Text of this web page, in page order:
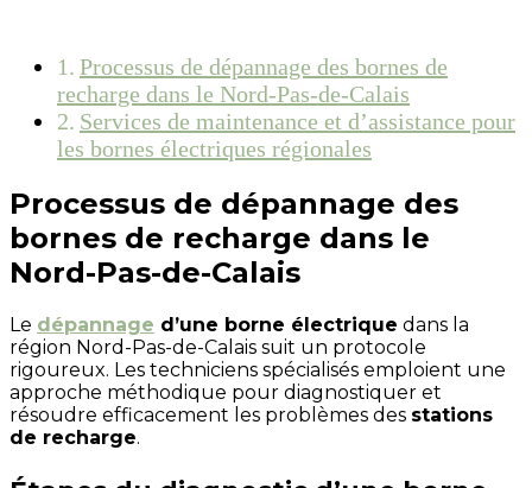
Processus de dépannage des bornes de
recharge dans le Nord-Pas-de-Calais
Services de maintenance et d’assistance pour
les bornes électriques régionales
Processus de dépannage des
bornes de recharge dans le
Nord-Pas-de-Calais
Le dépannage d’une borne électrique dans la
région Nord-Pas-de-Calais suit un protocole
rigoureux. Les techniciens spécialisés emploient une
approche méthodique pour diagnostiquer et
résoudre efficacement les problèmes des stations
de recharge.